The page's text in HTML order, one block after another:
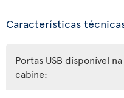
Características
Portas USB disponível na
cabine: